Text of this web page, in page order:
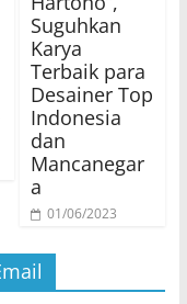
Suguhkan
Karya
Terbaik para
Desainer Top
Indonesia
dan
Mancanegar
a
01/06/2023